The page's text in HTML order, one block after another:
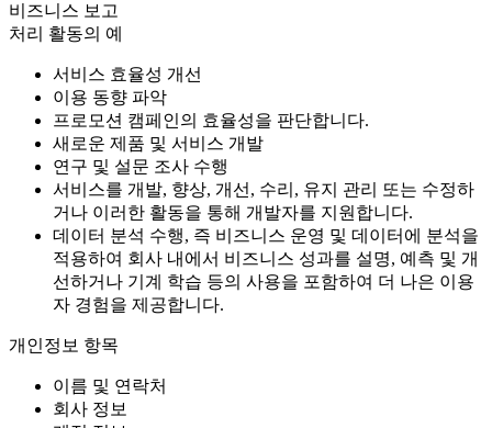
비즈니스 보고
처리 활동의 예
서비스 효율성 개선
이용 동향 파악
프로모션 캠페인의 효율성을 판단합니다.
새로운 제품 및 서비스 개발
연구 및 설문 조사 수행
서비스를 개발, 향상, 개선, 수리, 유지 관리 또는 수정하
거나 이러한 활동을 통해 개발자를 지원합니다.
데이터 분석 수행, 즉 비즈니스 운영 및 데이터에 분석을
적용하여 회사 내에서 비즈니스 성과를 설명, 예측 및 개
선하거나 기계 학습 등의 사용을 포함하여 더 나은 이용
자 경험을 제공합니다.
개인정보 항목
이름 및 연락처
회사 정보